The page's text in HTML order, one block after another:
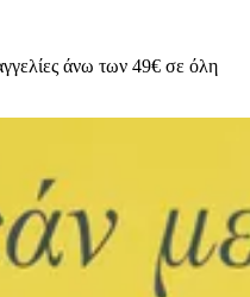
άνω των 49€ σε όλη